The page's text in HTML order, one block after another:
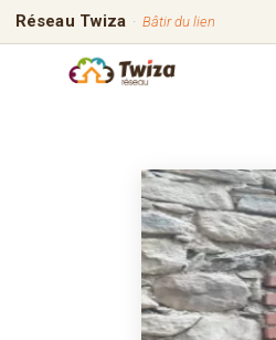
Réseau Twiza · Bâtir du lien